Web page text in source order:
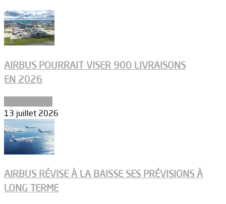
AIRBUS POURRAIT VISER 900 LIVRAISONS
EN 2026
13 juillet 2026
AIRBUS RÉVISE À LA BAISSE SES PRÉVISIONS À
LONG TERME